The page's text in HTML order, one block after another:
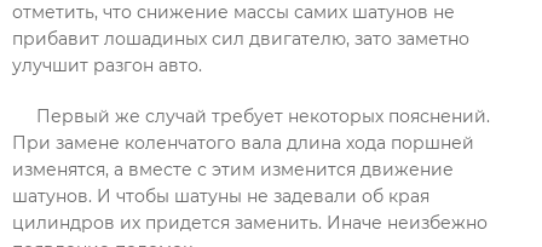
отметить, что снижение массы самих шатунов не
прибавит лошадиных сил двигателю, зато заметно
улучшит разгон авто.
Первый же случай требует некоторых пояснений.
При замене коленчатого вала длина хода поршней
изменятся, а вместе с этим изменится движение
шатунов. И чтобы шатуны не задевали об края
цилиндров их придется заменить. Иначе неизбежно